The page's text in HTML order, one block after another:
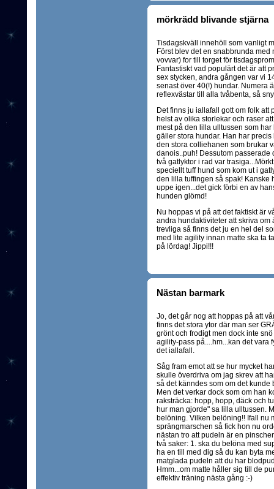
mörkrädd blivande stjärna
Tisdagskväll innehöll som vanligt
Först blev det en snabbrunda
vovvar) for till torget för
Fantastiskt vad populärt det är att
sex stycken, andra gången var vi
senast över 40(!) hundar. Numera
reflexvästar till alla tvåbenta, så
Det finns ju iallafall gott om folk
helst av olika storlekar och raser
mest på den lilla ulltussen som
gäller stora hundar. Han har
den stora colliehanen som brukar
danois..puh! Dessutom passerade
två gatlyktor i rad var
speciellt tuff hund som kom ut i
den lilla tuffingen så spak! Kanske
uppe igen...det gick förbi en av
hunden glömd!
Nu hoppas vi på att det faktiskt är
andra hundaktiviteter att skriva om
trevliga så finns det ju en hel del
med lite agility innan matte ska ta
på lördag! Jippi!!!
Nästan barmark
Jo, det går nog att hoppas på att
finns det stora ytor där man ser
grönt och frodigt men dock inte
agility-pass på....hm...kan det vara
det iallafall.
Såg fram emot att se hur mycket
skulle överdriva om jag skrev att
så det känndes som om det
Men det verkar dock som om han
raksträcka: hopp, hopp, däck och
hur man gjorde" sa lilla ulltussen.
belöning. Vilken belöning!! Ifall nu
sprängmarschen så fick hon nu
nästan tro att pudeln är en
två saker: 1. ska du belöna med
ha en till med dig så du kan byta
matglada pudeln att du har
Hmm...om matte håller sig till de
effektiv träning nästa gång :-)